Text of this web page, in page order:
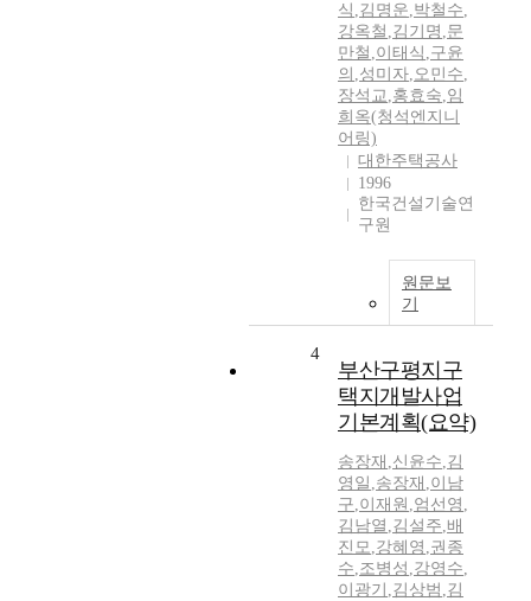
식 ,김명운,박철수,
강옥철 ,김기명 ,문
만철 ,이태식 ,구윤
의 ,성미자,오민수,
장석교,홍효숙,임
희옥(청석엔지니
어링)
대한주택공사
1996
한국건설기술연
구원
원문보
기
4
부산구평지구
택지개발사업
기본계획(요약)
송장재 ,신윤수,김
영일 ,송장재 ,이남
구,이재원 ,엄선영 ,
김남열 ,김설주,배
진모,강혜영 ,권종
수,조병성 ,강영수,
이광기 ,김상범 ,김